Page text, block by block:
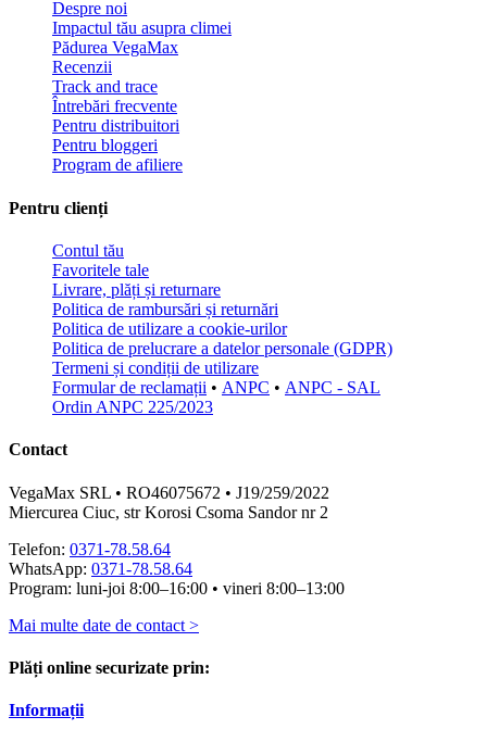
Despre noi
Impactul tău asupra climei
Pădurea VegaMax
Recenzii
Track and trace
Întrebări frecvente
Pentru distribuitori
Pentru bloggeri
Program de afiliere
Pentru clienți
Contul tău
Favoritele tale
Livrare, plăți și returnare
Politica de rambursări și returnări
Politica de utilizare a cookie-urilor
Politica de prelucrare a datelor personale (GDPR)
Termeni și condiții de utilizare
Formular de reclamații • ANPC • ANPC - SAL
Ordin ANPC 225/2023
Contact
VegaMax SRL • RO46075672 • J19/259/2022
Miercurea Ciuc, str Korosi Csoma Sandor nr 2
Telefon: 0371-78.58.64
WhatsApp: 0371-78.58.64
Program: luni-joi 8:00–16:00 • vineri 8:00–13:00
Mai multe date de contact >
Plăți online securizate prin:
Informații